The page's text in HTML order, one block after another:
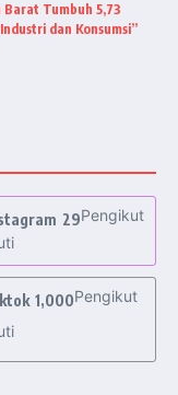
Barat Tumbuh 5,73
dan Konsumsi”
29Pengikut
1,000Pengikut